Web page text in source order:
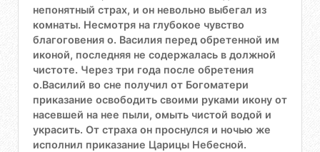
непонятный страх, и он невольно выбегал из
комнаты. Несмотря на глубокое чувство
благоговения о. Василия перед обретенной им
иконой, последняя не содержалась в должной
чистоте. Через три года после обретения
о.Василий во сне получил от Богоматери
приказание освободить своими руками икону от
насевшей на нее пыли, омыть чистой водой и
украсить. От страха он проснулся и ночью же
исполнил приказание Царицы Небесной.